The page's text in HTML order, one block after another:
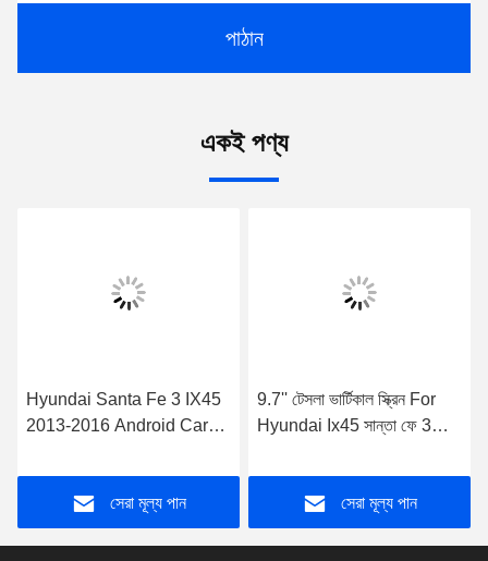
পাঠান
একই পণ্য
Hyundai Santa Fe 3 IX45
2013-2016 Android Car
সঙ্গে 8" স্ক্রীন OEM স্টাইল
সেরা মূল্য পান
9.7'' টেসলা ভার্টিকাল স্ক্রিন For
Hyundai Ix45 সান্তা ফে 3
মাল্টিমিডিয়া প্লেয়ার
সেরা মূল্য পান